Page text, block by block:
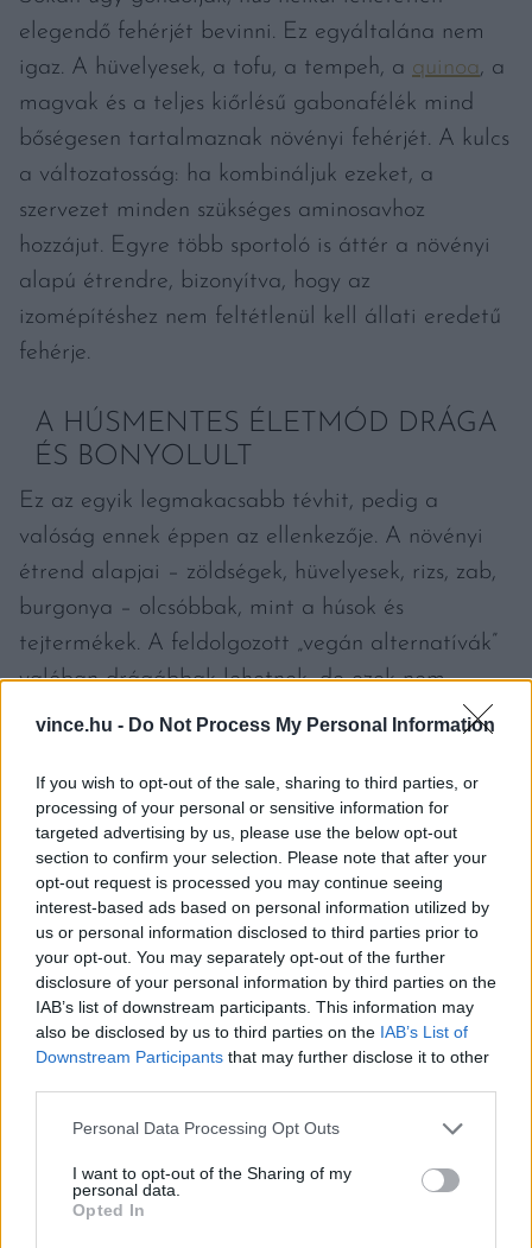
vince.hu - Do Not Process My Personal Information
If you wish to opt-out of the sale, sharing to third parties, or
processing of your personal or sensitive information for
targeted advertising by us, please use the below opt-out
section to confirm your selection. Please note that after your
opt-out request is processed you may continue seeing
interest-based ads based on personal information utilized by
us or personal information disclosed to third parties prior to
your opt-out. You may separately opt-out of the further
disclosure of your personal information by third parties on the
IAB’s list of downstream participants. This information may
also be disclosed by us to third parties on the IAB’s List of
Downstream Participants that may further disclose it to other
Please note that this website/app uses one or more Google
not limited to your visit or usage behaviour. You may click to
grant or deny consent to Google and its third-party tags to
use your data for below specified purposes in below Google
Personal Data Processing Opt Outs
I want to opt-out of the Sharing of my
personal data.
Opted In
elegendő fehérjét bevinni. Ez egyáltalána nem
igaz. A hüvelyesek, a tofu, a tempeh, a quinoa, a
magvak és a teljes kiőrlésű gabonafélék mind
bőségesen tartalmaznak növényi fehérjét. A kulcs
a változatosság: ha kombináljuk ezeket, a
szervezet minden szükséges aminosavhoz
hozzájut. Egyre több sportoló is áttér a növényi
alapú étrendre, bizonyítva, hogy az
izomépítéshez nem feltétlenül kell állati eredetű
fehérje.
A HÚSMENTES ÉLETMÓD DRÁGA
ÉS BONYOLULT
Ez az egyik legmakacsabb tévhit, pedig a
valóság ennek éppen az ellenkezője. A növényi
étrend alapjai – zöldségek, hüvelyesek, rizs, zab,
burgonya – olcsóbbak, mint a húsok és
tejtermékek. A feldolgozott „vegán alternatívák”
valóban drágábbak lehetnek, de ezek nem
kötelező elemei a mindennapi étrendnek. Sokan,
azt tapasztalják, hogy a konyhájuk egyszerűsödik,
nem pedig bonyolódik. A tudatos bevásárlás és
az otthoni főzés pedig a pénztárcának is kedvez,
nem csak a bolygónak.
A további érdekességek, tévhitek elolvashatók az
említettHamu és Gyémántcikkben.